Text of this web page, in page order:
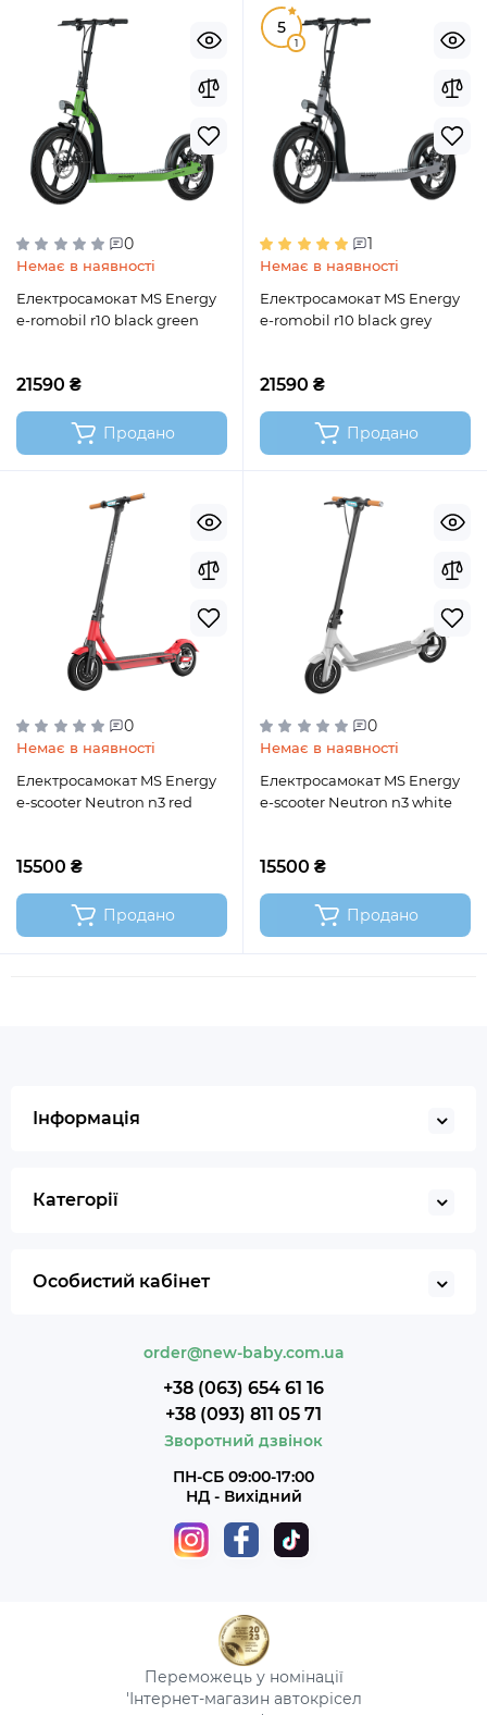
0
Немає в наявності
Електросамокат MS Energy
e-romobil r10 black green
21590 ₴
Продано
5
1
1
Немає в наявності
Електросамокат MS Energy
e-romobil r10 black grey
21590 ₴
Продано
0
Немає в наявності
Електросамокат MS Energy
e-scooter Neutron n3 red
15500 ₴
Продано
0
Немає в наявності
Електросамокат MS Energy
e-scooter Neutron n3 white
15500 ₴
Продано
Інформація
Категорії
Особистий кабінет
order@new-baby.com.ua
+38 (063) 654 61 16
+38 (093) 811 05 71
Зворотний дзвінок
ПН-СБ 09:00-17:00
НД - Вихідний
Переможець у номінації
'Інтернет-магазин автокрісел